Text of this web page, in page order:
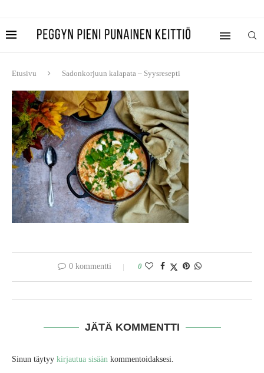
Etusivu Sadonkorjuun kalapata – Syysresepti
0 kommentti 0
JÄTÄ KOMMENTTI
Sinun täytyy kirjautua sisään kommentoidaksesi.